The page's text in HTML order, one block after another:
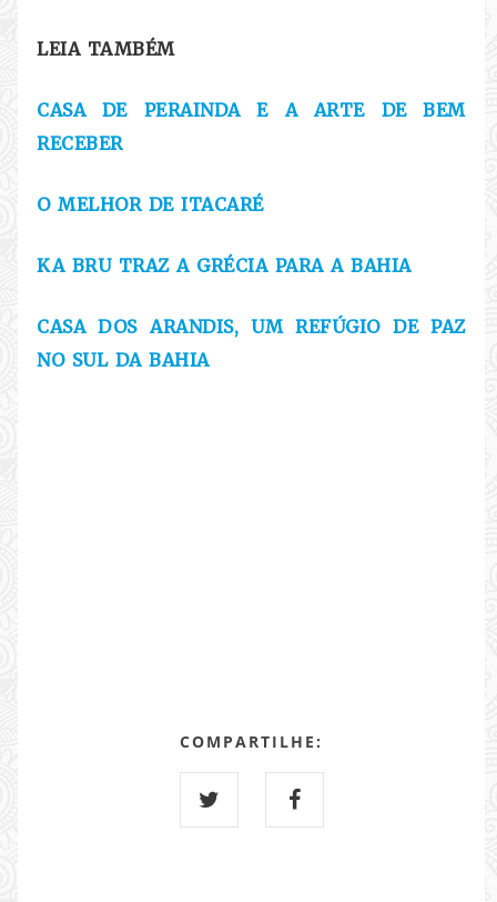
LEIA TAMBÉM
CASA DE PERAINDA E A ARTE DE BEM
RECEBER
O MELHOR DE ITACARÉ
KA BRU TRAZ A GRÉCIA PARA A BAHIA
CASA DOS ARANDIS, UM REFÚGIO DE PAZ
NO SUL DA BAHIA
COMPARTILHE: